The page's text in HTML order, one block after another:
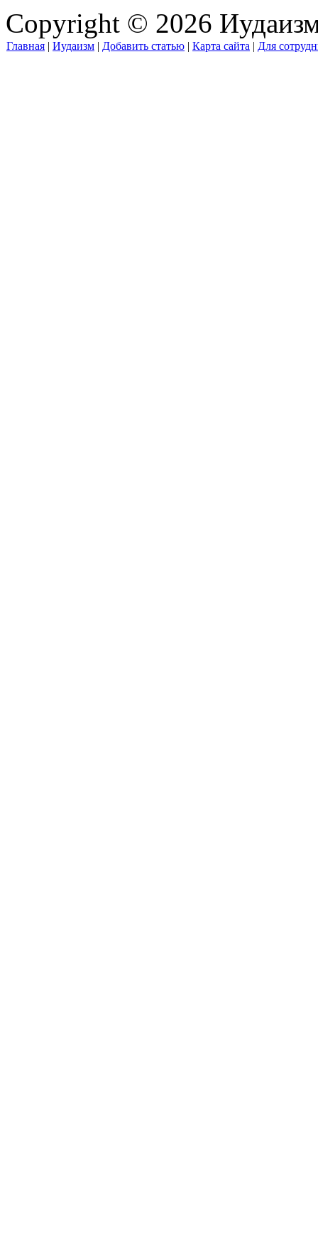
Copyright © 2026
Главная | Иудаизм | Добавить статью | Карта сайта | Для